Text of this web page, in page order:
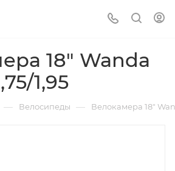
18" Wanda
1,95
— Велосипеды — Велокамера 18"